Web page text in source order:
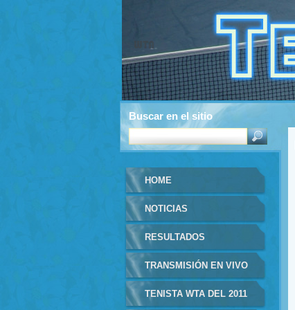
HOME
NOTICIAS
RESULTADOS
TRANSMISIÓN EN VIVO
TENISTA WTA DEL 2011
Buscar en el sitio